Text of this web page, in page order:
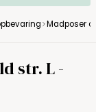
Madposer
str. L -